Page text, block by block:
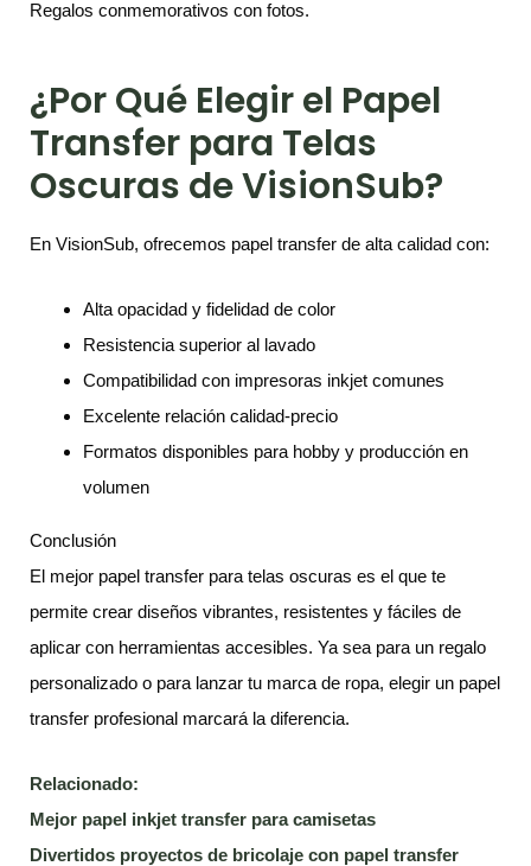
Regalos conmemorativos con fotos.
¿Por Qué Elegir el Papel
Transfer para Telas
Oscuras de VisionSub?
En VisionSub, ofrecemos papel transfer de alta calidad con:
Alta opacidad y fidelidad de color
Resistencia superior al lavado
Compatibilidad con impresoras inkjet comunes
Excelente relación calidad-precio
Formatos disponibles para hobby y producción en
volumen
Conclusión
El mejor papel transfer para telas oscuras es el que te
permite crear diseños vibrantes, resistentes y fáciles de
aplicar con herramientas accesibles. Ya sea para un regalo
personalizado o para lanzar tu marca de ropa, elegir un papel
transfer profesional marcará la diferencia.
Relacionado:
Mejor papel inkjet transfer para camisetas
Divertidos proyectos de bricolaje con papel transfer